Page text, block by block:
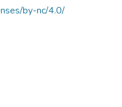
by-nc/4.0/